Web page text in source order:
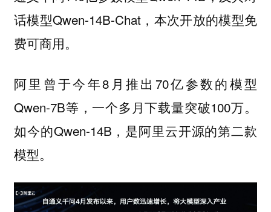
话模型Qwen-14B-Chat，本次开放的模型免
费可商用。
阿里曾于今年8月推出70亿参数的模型
Qwen-7B等，一个多月下载量突破100万。
如今的Qwen-14B，是阿里云开源的第二款
模型。